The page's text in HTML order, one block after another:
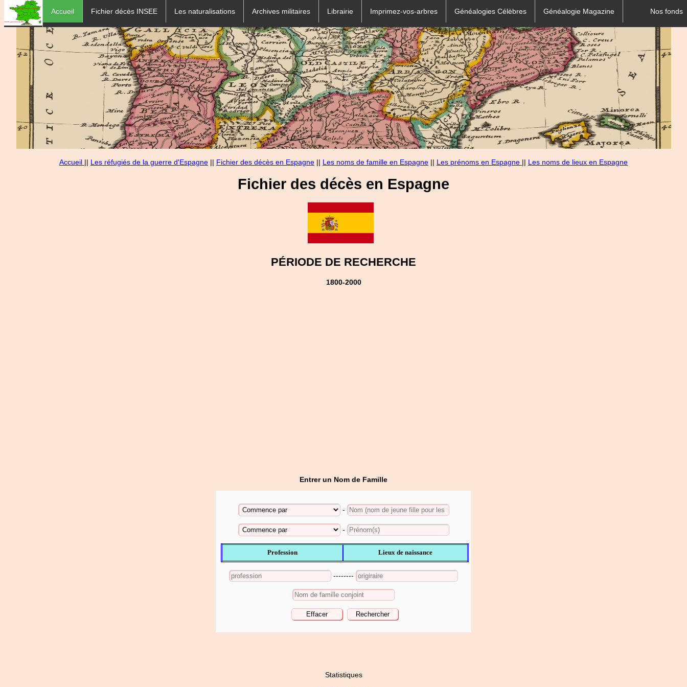
Accueil Fichier décès INSEE Les naturalisations Archives militaires Librairie Imprimez-vos-arbres Généalogies Célèbres Généalogie Magazine Nos fonds
Accueil || Les réfugiés de la guerre d'Espagne || Fichier des décès en Espagne || Les noms de famille en Espagne || Les prénoms en Espagne || Les noms de lieux en Espagne
Fichier des décès en Espagne
PÉRIODE DE RECHERCHE
1800-2000
Entrer un Nom de Famille
-
-
Profession Lieux de naissance
--------
Statistiques